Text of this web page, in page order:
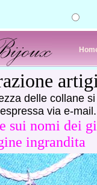
delle collane
via e-mail.
sui nomi dei
ingrandita